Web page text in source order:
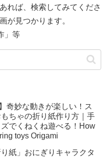
れば、検索してみてくださ
画が見つかります。
」等
奇妙な動きが楽しい！ス
ちゃの折り紙作り方｜手
でくねくね遊べる！How
toys Origami
り紙」おにぎりキャラクタ